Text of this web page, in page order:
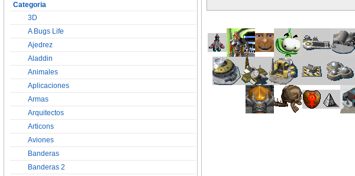
Categoria
3D
A Bugs Life
Ajedrez
Aladdin
Animales
Aplicaciones
Armas
Arquitectos
Articons
Aviones
Banderas
Banderas 2